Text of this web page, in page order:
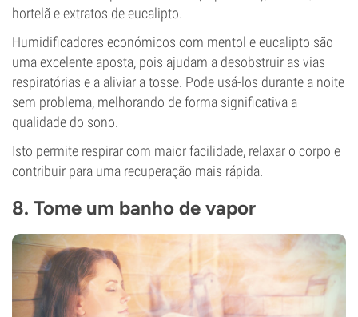
hortelã e extratos de eucalipto.
Humidificadores económicos com mentol e eucalipto são
uma excelente aposta, pois ajudam a desobstruir as vias
respiratórias e a aliviar a tosse. Pode usá-los durante a noite
sem problema, melhorando de forma significativa a
qualidade do sono.
Isto permite respirar com maior facilidade, relaxar o corpo e
contribuir para uma recuperação mais rápida.
8. Tome um banho de vapor